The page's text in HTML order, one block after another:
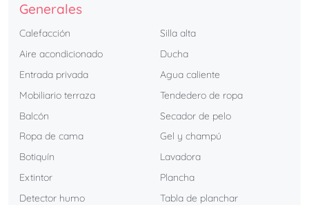
Generales
Calefacción
Aire acondicionado
Entrada privada
Mobiliario terraza
Balcón
Ropa de cama
Botiquín
Extintor
Detector humo
Silla alta
Ducha
Agua caliente
Tendedero de ropa
Secador de pelo
Gel y champú
Lavadora
Plancha
Tabla de planchar